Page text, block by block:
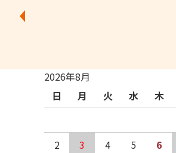
2026年8月
日
月 火 水 木
2
3 4 5 6